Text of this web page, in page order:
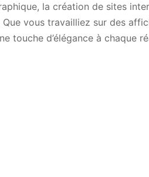
la création de sites
vous travailliez sur des
touche d’élégance à chaque